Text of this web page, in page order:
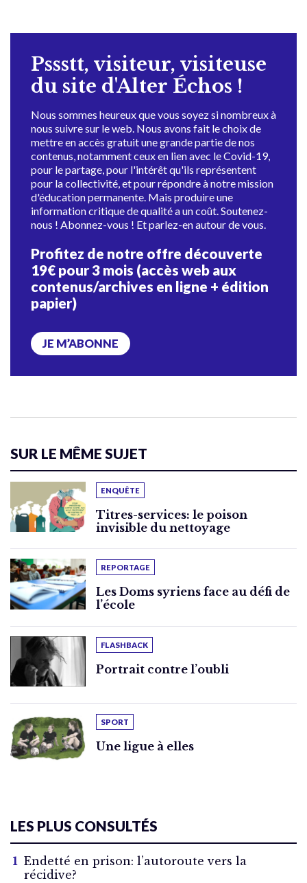
Pssstt, visiteur, visiteuse
du site d'Alter Échos !
Nous sommes heureux que vous soyez si nombreux à
nous suivre sur le web. Nous avons fait le choix de
mettre en accès gratuit une grande partie de nos
contenus, notamment ceux en lien avec le Covid-19,
pour le partage, pour l'intérêt qu'ils représentent
pour la collectivité, et pour répondre à notre mission
d'éducation permanente. Mais produire une
information critique de qualité a un coût. Soutenez-
nous ! Abonnez-vous ! Et parlez-en autour de vous.
Profitez de notre offre découverte
19€ pour 3 mois (accès web aux
contenus/archives en ligne + édition
papier)
JE M’ABONNE
SUR LE MÊME SUJET
ENQUÊTE
Titres-services: le poison
invisible du nettoyage
REPORTAGE
Les Doms syriens face au défi de
l’école
FLASHBACK
Portrait contre l’oubli
SPORT
Une ligue à elles
LES PLUS CONSULTÉS
Endetté en prison: l’autoroute vers la
récidive?